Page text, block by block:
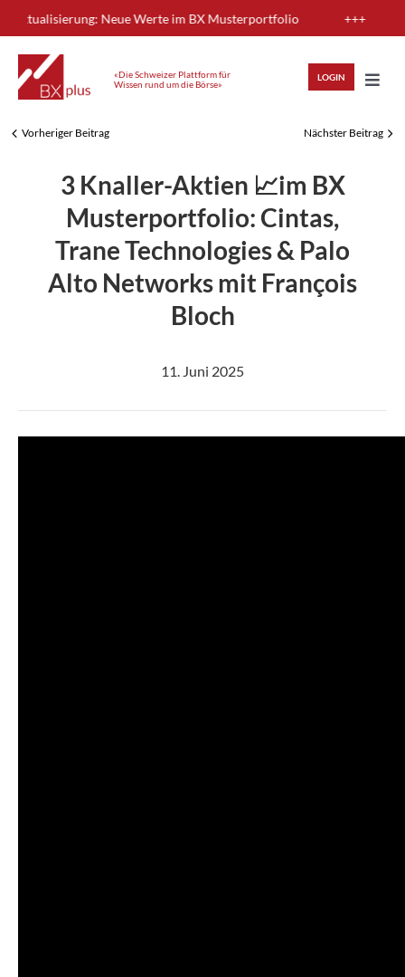
to
content
Aktualisierung: Neue Werte im BX Musterportfolio +++
«Die Schweizer Plattform für
Wissen rund um die Börse»
LOGIN
HIGHLIGHTS
ANALYSEN
Vorheriger Beitrag Nächster Beitrag
3 Knaller-Aktien 📈im BX
Musterportfolio: Cintas,
Trane Technologies & Palo
Alto Networks mit François
Bloch
11. Juni 2025